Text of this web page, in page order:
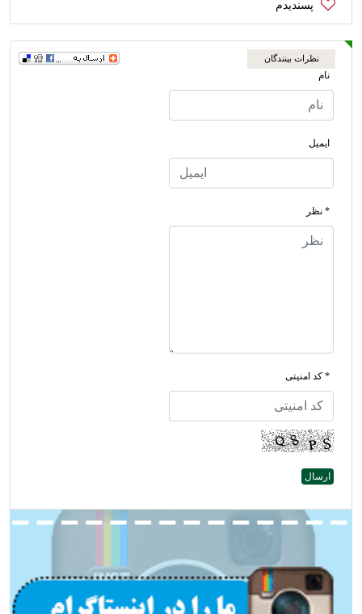
نظرات بینندگان
نام
ایمیل
* نظر
* کد امنیتی